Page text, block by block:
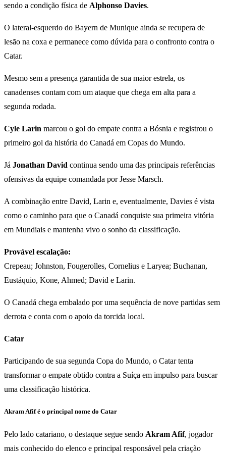
sendo a condição física de Alphonso Davies.
O lateral-esquerdo do Bayern de Munique ainda se recupera de
lesão na coxa e permanece como dúvida para o confronto contra o
Catar.
Mesmo sem a presença garantida de sua maior estrela, os
canadenses contam com um ataque que chega em alta para a
segunda rodada.
Cyle Larin marcou o gol do empate contra a Bósnia e registrou o
primeiro gol da história do Canadá em Copas do Mundo.
Já Jonathan David continua sendo uma das principais referências
ofensivas da equipe comandada por Jesse Marsch.
A combinação entre David, Larin e, eventualmente, Davies é vista
como o caminho para que o Canadá conquiste sua primeira vitória
em Mundiais e mantenha vivo o sonho da classificação.
Provável escalação:
Crepeau; Johnston, Fougerolles, Cornelius e Laryea; Buchanan,
Eustáquio, Kone, Ahmed; David e Larin.
O Canadá chega embalado por uma sequência de nove partidas sem
derrota e conta com o apoio da torcida local.
Catar
Participando de sua segunda Copa do Mundo, o Catar tenta
transformar o empate obtido contra a Suíça em impulso para buscar
uma classificação histórica.
Akram Afif é o principal nome do Catar
Pelo lado catariano, o destaque segue sendo Akram Afif, jogador
mais conhecido do elenco e principal responsável pela criação